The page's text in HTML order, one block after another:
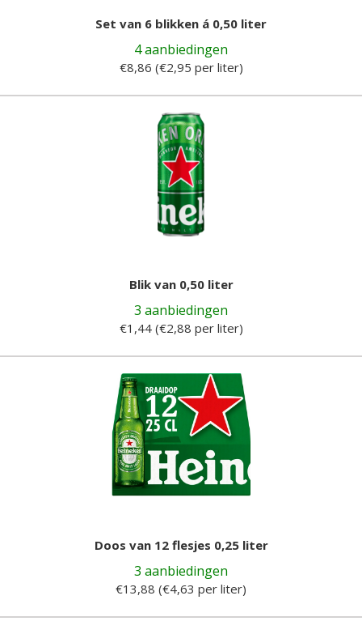
Set van 6 blikken á 0,50 liter
4 aanbiedingen
€8,86 (€2,95 per liter)
Blik van 0,50 liter
3 aanbiedingen
€1,44 (€2,88 per liter)
Doos van 12 flesjes 0,25 liter
3 aanbiedingen
€13,88 (€4,63 per liter)